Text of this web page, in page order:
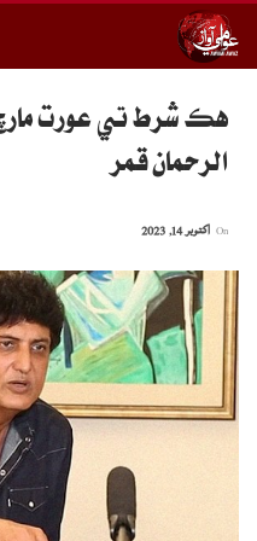
هڪ شرط تي عورت
الرحمان قمر
اکتوبر 14, 2023